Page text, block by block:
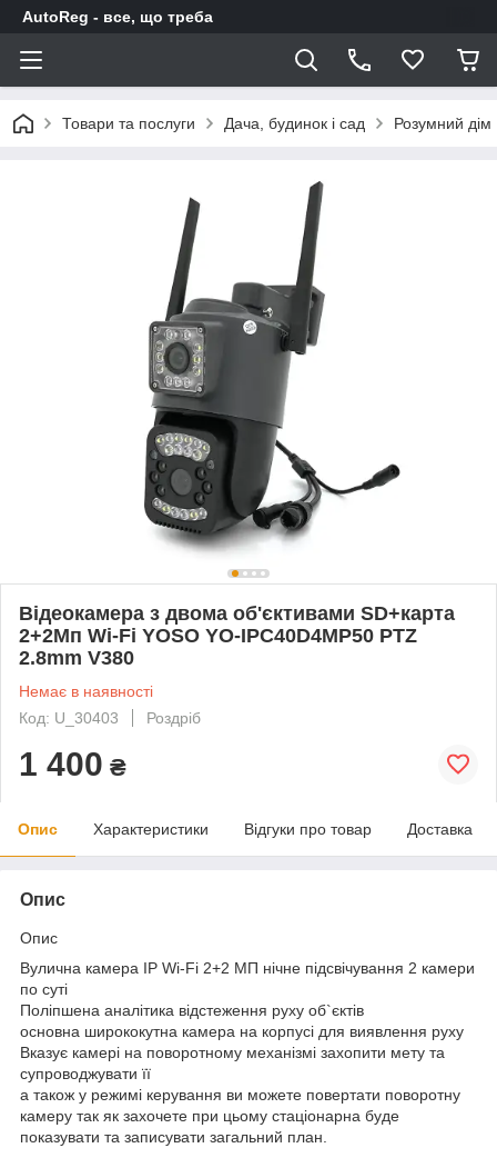
AutoReg - все, що треба
Товари та послуги Дача, будинок і сад Розумний дім
Відеокамера з двома об'єктивами SD+карта
2+2Мп Wi-Fi YOSO YO-IPC40D4MP50 PTZ
2.8mm V380
Немає в наявності
Код: U_30403
Роздріб
1 400 ₴
Опис Характеристики Відгуки про товар Доставка
Опис
Опис
Вулична камера IP Wi-Fi 2+2 МП нічне підсвічування 2 камери
по суті
Поліпшена аналітика відстеження руху об`єктів
основна ширококутна камера на корпусі для виявлення руху
Вказує камері на поворотному механізмі захопити мету та
супроводжувати її
а також у режимі керування ви можете повертати поворотну
камеру так як захочете при цьому стаціонарна буде
показувати та записувати загальний план.